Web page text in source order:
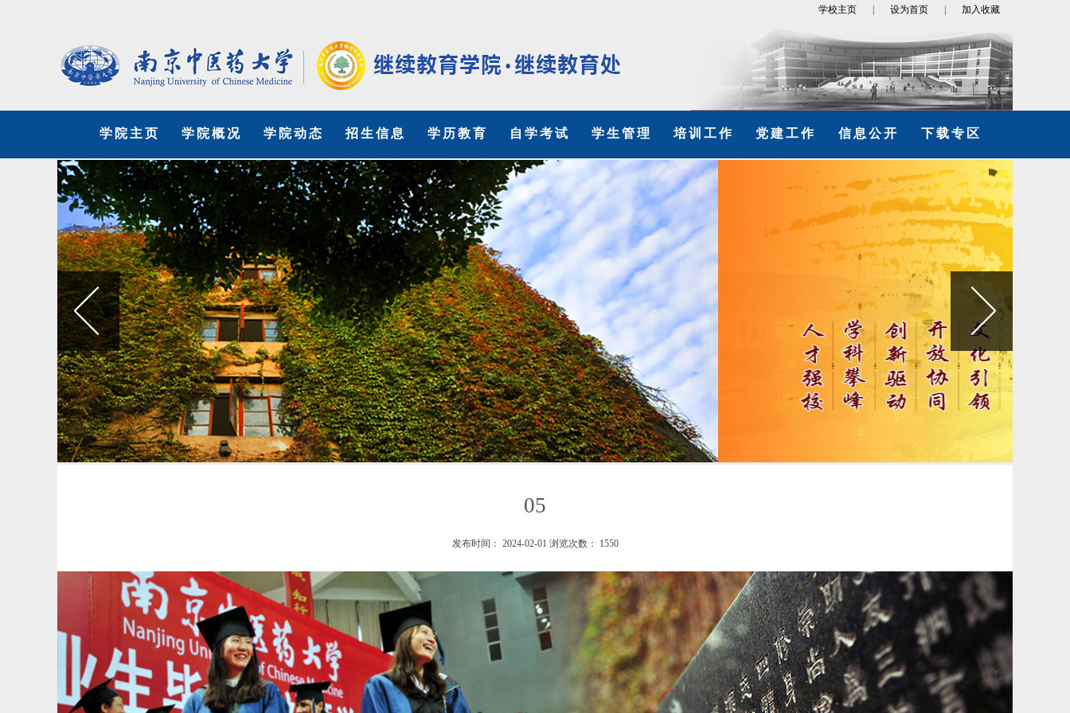
学校主页 设为首页 加入收藏
学院主页 学院概况 学院动态 招生信息 学历教育 自学考试 学生管理 培训工作 党建工作 信息公开 下载专区
05
发布时间： 2024-02-01 浏览次数： 1550